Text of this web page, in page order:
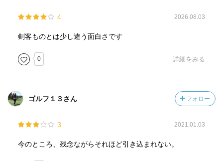
さらに錺（かざり）職人の「桂三郎」が娘「お夕」と小籐
「お夕」と「駿太郎」の二人が行方不明になってしま
う… 本当に神隠しなのか？ それとも何者かによる拐か
か？ 「小籐次」は少ない手がかりをもとに「お夕」と
「駿太郎」を探そうとするが、そこに、森藩の借金問題に
「久留島通嘉（くるしまみちひろ）」から寄せられる。
4 2026.08.03
剣客ものとは少し違う面白さです
0 詳細をみる
ゴルフ１３さん フォロー
3 2021.01.03
今のところ、残念ながらそれほど引き込まれない。